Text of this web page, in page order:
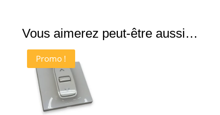
Vous aimerez peut-être aussi…
Promo !